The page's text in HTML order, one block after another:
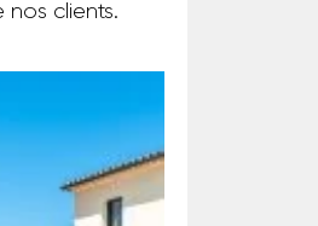
nos clients.